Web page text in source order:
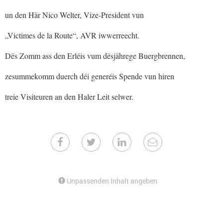
un den Här Nico Welter, Vize-President vun
„Victimes de la Route“, AVR iwwerreecht.
Dës Zomm ass den Erléis vum dësjährege Buergbrennen,
zesummekomm duerch déi generéis Spende vun hiren
treie Visiteuren an den Haler Leit selwer.
Unpassenden Inhalt angeben